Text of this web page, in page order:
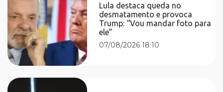
Lula destaca queda no
desmatamento e provoca
Trump: “Vou mandar foto para
ele”
07/08/2026 18:10